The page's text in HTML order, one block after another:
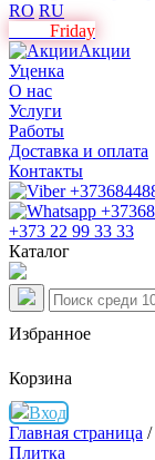
RO RU
Friday
Акции
Уценка
О нас
Услуги
Работы
Доставка и оплата
Контакты
+373 22 99 33 33
Каталог
Избранное
Корзина
Вход
Главная страница /
Плитка